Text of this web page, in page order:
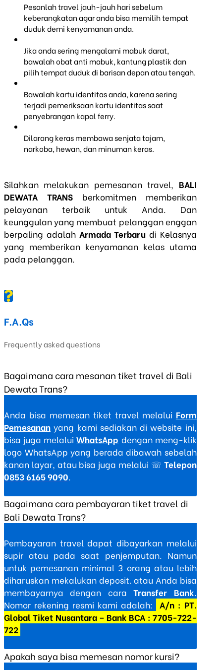
Pesanlah travel jauh-jauh hari sebelum
keberangkatan agar anda bisa memilih tempat
duduk demi kenyamanan anda.
Jika anda sering mengalami mabuk darat,
bawalah obat anti mabuk, kantung plastik dan
pilih tempat duduk di barisan depan atau tengah.
Bawalah kartu identitas anda, karena sering
terjadi pemeriksaan kartu identitas saat
penyebrangan kapal ferry.
Dilarang keras membawa senjata tajam,
narkoba, hewan, dan minuman keras.
Silahkan melakukan pemesanan travel, BALI
DEWATA TRANSberkomitmen memberikan
pelayanan terbaik untuk Anda. Dan
keunggulan yang membuat pelanggan enggan
berpaling adalah Armada Terbaru di Kelasnya
yang memberikan kenyamanan kelas utama
pada pelanggan.
F.A.Qs
Frequently asked questions
Bagaimana cara mesanan tiket travel di Bali
Dewata Trans?
Anda bisa memesan tiket travel melalui Form
Pemesanan yang kami sediakan di website ini,
bisa juga melaluiWhatsApp dengan meng-klik
logo WhatsApp yang berada dibawah sebelah
kanan layar, atau bisa juga melalui ☏ Telepon
0853 6165 9090.
Bagaimana cara pembayaran tiket travel di
Bali Dewata Trans?
Pembayaran travel dapat dibayarkan melalui
supir atau pada saat penjemputan. Namun
untuk pemesanan minimal 3 orang atau lebih
diharuskan mekalukan deposit. atau Anda bisa
membayarnya dengan caraTransfer Bank.
Nomor rekening resmi kami adalah:
A/n : PT.
Global Tiket Nusantara – Bank BCA : 7705-722-
722
Apakah saya bisa memesan nomor kursi?